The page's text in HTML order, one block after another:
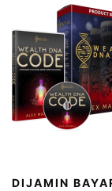
DIJAMIN